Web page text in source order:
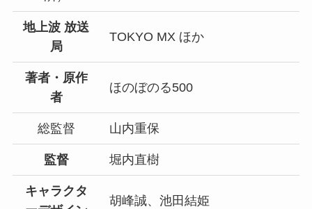
地上波 放送
局
TOKYO MX ほか
著者・原作
者
ほのぼのる500
総監督 山内重保
監督 堀内直樹
キャラクタ
胡峰誠、池田結姫